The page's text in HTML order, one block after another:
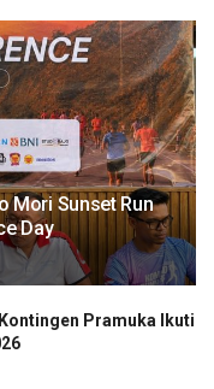
Mori Sunset Run
Day
Pramuka Ikuti